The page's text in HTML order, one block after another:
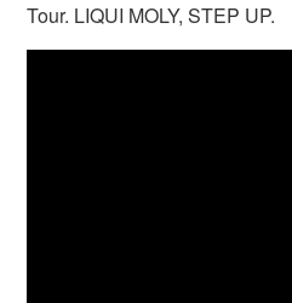
Tour. LIQUI MOLY, STEP UP.